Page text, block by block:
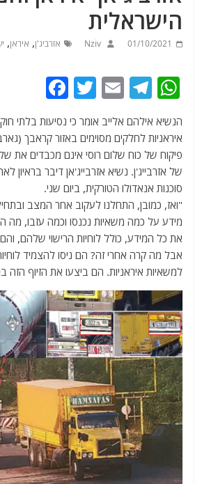
הישראלית
01/10/2021
Nziv אזרביג'ן, איראן,
W
at
s
A
p
p
T
el
e
g
ra
m
E
ai
l
T
itt
er
c
e
b
o
o
k
הנשיא אילהם אלייב אומר כי נסיעות בלתי
איראניות לחלקים מסוימים באזור קראבך
פיקוח של כוח שלום רוסי אינם מכבדים את
של אזרבייג'ן. נשיא אזרבייג'אן דיבר בראיון
סוכנות אנאדולו הטורקית, ביום שני.
"ואז, כמובן, התחלנו לעקוב אחר המצב
מידע על כמה משאיות נכנסו וכמה עזבו, מה
את כל המידע, כולל לוחיות הרישוי שלהם,
אבל מה קרה אחרי זה? הם ניסו להצמיד
למשאיות איראניות. הם ביצעו את הזיוף הזה